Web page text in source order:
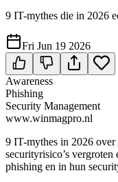
9 IT-mythes die in 2026
Fri Jun 19 2026
Awareness
Phishing
Security Management
www.winmagpro.nl
9 IT-mythes in 2026
securityrisico’s
phishing en in hun